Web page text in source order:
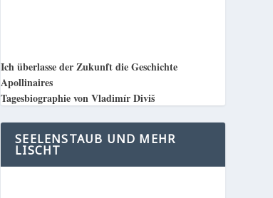
Ich überlasse der Zukunft die Geschichte
Apollinaires
Tagesbiographie von Vladimír Diviš
SEELENSTAUB UND MEHR
LISCHT